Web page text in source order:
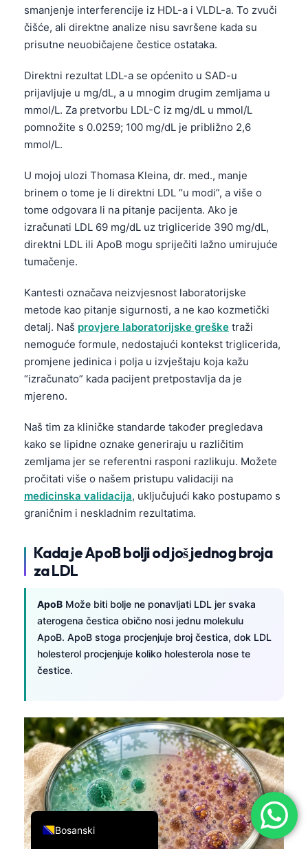
smanjenje interferencije iz HDL-a i VLDL-a. To zvuči
čišće, ali direktne analize nisu savršene kada su
prisutne neuobičajene čestice ostataka.
Direktni rezultat LDL-a se općenito u SAD-u
prijavljuje u mg/dL, a u mnogim drugim zemljama u
mmol/L. Za pretvorbu LDL-C iz mg/dL u mmol/L
pomnožite s 0.0259; 100 mg/dL je približno 2,6
mmol/L.
U mojoj ulozi Thomasa Kleina, dr. med., manje
brinem o tome je li direktni LDL “u modi”, a više o
tome odgovara li na pitanje pacijenta. Ako je
izračunati LDL 69 mg/dL uz trigliceride 390 mg/dL,
direktni LDL ili ApoB mogu spriječiti lažno umirujuće
tumačenje.
Kantesti označava neizvjesnost laboratorijske
metode kao pitanje sigurnosti, a ne kao kozmetički
detalj. Naš provjere laboratorijske greške traži
nemoguće formule, nedostajući kontekst triglicerida,
promjene jedinica i polja u izvještaju koja kažu
“izračunato” kada pacijent pretpostavlja da je
mjereno.
Naš tim za kliničke standarde također pregledava
kako se lipidne oznake generiraju u različitim
zemljama jer se referentni rasponi razlikuju. Možete
pročitati više o našem pristupu validaciji na
medicinska validacija, uključujući kako postupamo s
graničnim i neskladnim rezultatima.
Kada je ApoB bolji od još jednog broja
za LDL
ApoB Može biti bolje ne ponavljati LDL jer svaka
aterogena čestica obično nosi jednu molekulu
ApoB. ApoB stoga procjenjuje broj čestica, dok LDL
holesterol procjenjuje koliko holesterola nose te
čestice.
Bosanski
English
Deutsch
العربية
Français
עִבְרִית
Español
Português
Ελληνικά
Türkçe
Română
简体中文
Български
Dansk
Nederlands
हिन्दी
Bahasa Indonesia
Հայերեն
Íslenska
Српски језик
Svenska
Azərbaycan dili
日本語
Čeština
ქართული
Русский
Lietuvių kalba
Polski
한국어
Slovenščina
Magyar
বাংলা
اردو